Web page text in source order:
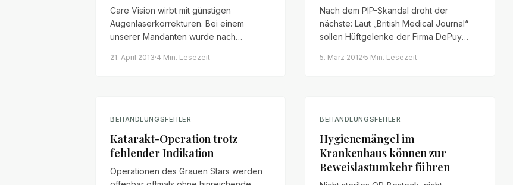
Care Vision wirbt mit günstigen
Augenlaserkorrekturen. Bei einem
unserer Mandanten wurde nach
Laserbehandlung und kontraindiziertem
21. April 2013·4 Min. Lesezeit
Nach dem PIP-Skandal droht der
nächste: Laut „British Medical Journal“
sollen Hüftgelenke der Firma DePuy
Schwermetallionen abgeben. Wir
5. März 2012·5 Min. Lesezeit
BEHANDLUNGSFEHLER
Katarakt-Operation trotz
fehlender Indikation
Operationen des Grauen Stars werden
BEHANDLUNGSFEHLER
Hygienemängel im
Krankenhaus können zur
Beweislastumkehr führen